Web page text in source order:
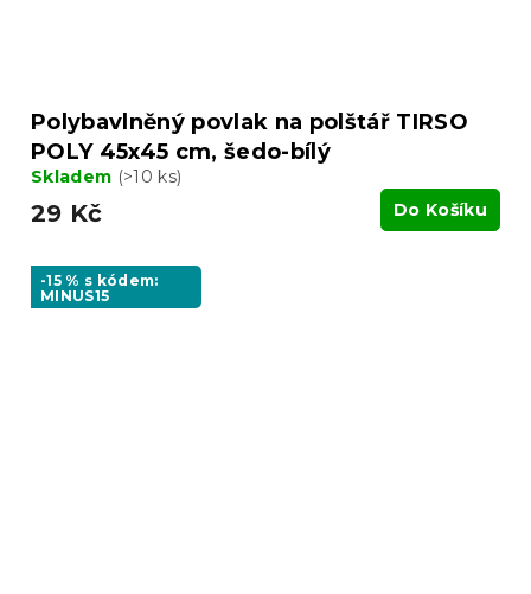
Polybavlněný povlak na polštář TIRSO
POLY 45x45 cm, šedo-bílý
Skladem (>10 ks)
29 Kč Do Košíku
-15 % s kódem:
MINUS15